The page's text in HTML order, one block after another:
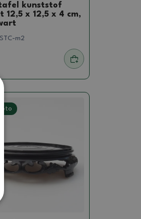
kunststof
12,5 x 12,5 x 4 cm,
m2